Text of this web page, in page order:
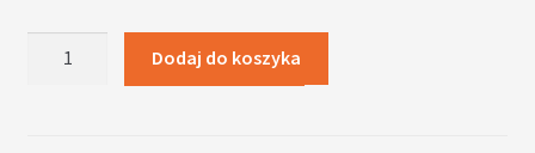
Dodaj do koszyka